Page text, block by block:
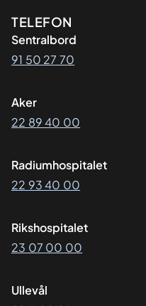
TELEFON
Sentralbord
91 50 27 70
Aker
22 89 40 00
Radiumhospitalet
22 93 40 00
Rikshospitalet
23 07 00 00
Ullevål